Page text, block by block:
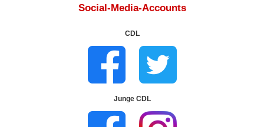
Social-Media-Accounts
CDL
Junge CDL